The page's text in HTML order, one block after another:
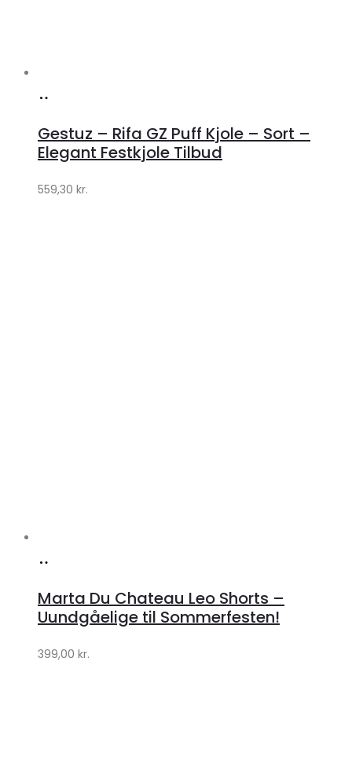
Lykke
by
Lykke
Gestuz – Rifa GZ Puff Kjole – Sort –
Elegant Festkjole Tilbud
559,30 kr.
Klædeskabet.dk
Marta Du Chateau Leo Shorts –
Uundgåelige til Sommerfesten!
399,00 kr.